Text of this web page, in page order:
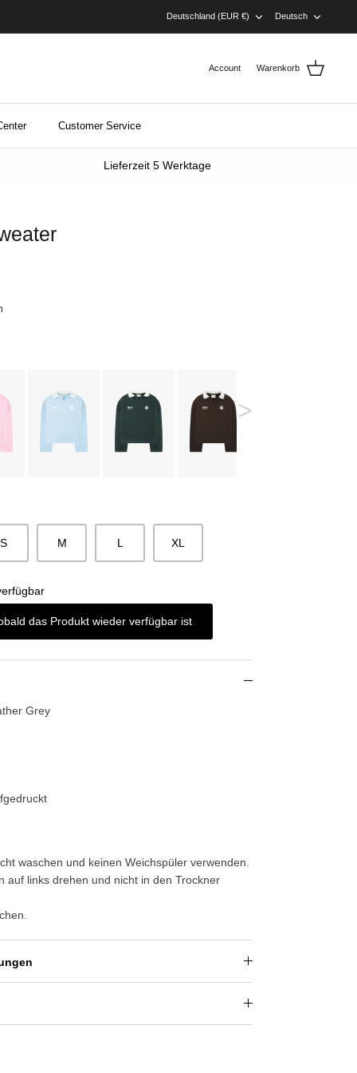
Währung
Deutschland (EUR €) Sprache
Deutsch
Account Warenkorb
Customer Service
Lieferzeit 5 Werktage
>
S M L XL
das Produkt wieder verfügbar ist
Grey
waschen und keinen Weichspüler verwenden.
auf links drehen und nicht in den Trockner